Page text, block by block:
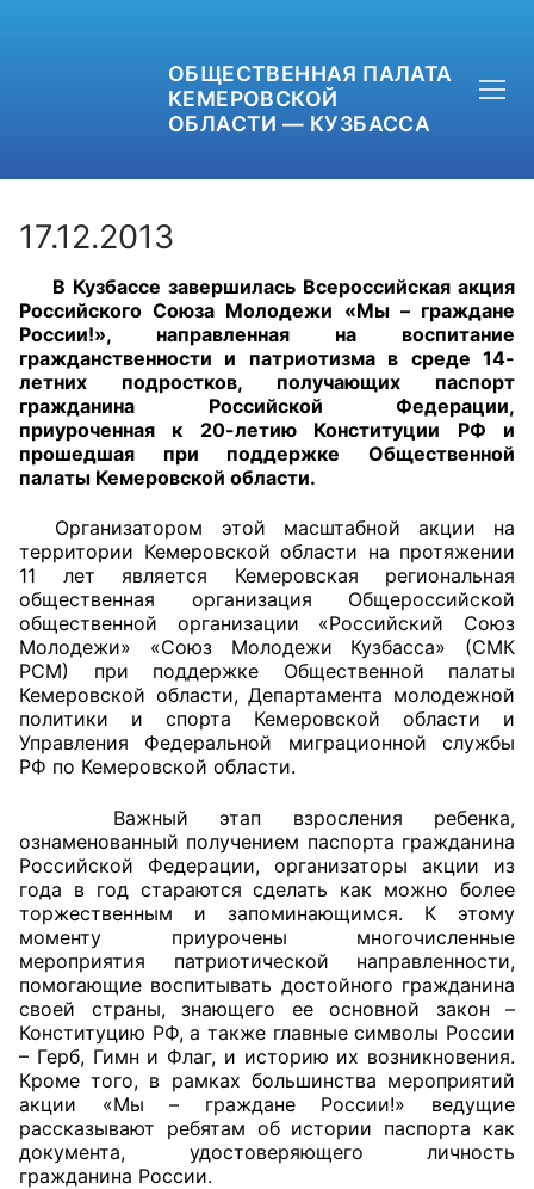
ОБЩЕСТВЕННАЯ ПАЛАТА
КЕМЕРОВСКОЙ
ОБЛАСТИ — КУЗБАССА
+7 (3842) 58-82-40
OPKO42@BK.RU
ОБРАТНАЯ СВЯЗЬ
Главная
Общественные советы
Общественные советы при территориальных
органах федеральных органов
исполнительной власти
независимой оценки качества условий
оказания услуг
О Палате
Структура Палаты
Комиссии
Экспертный совет ОП КО
Совет ОП КО
Общественный штаб
17.12.2013
В Кузбассе завершилась Всероссийская акция
Российского Союза Молодежи «Мы – граждане
России!», направленная на воспитание
гражданственности и патриотизма в среде 14-
летних подростков, получающих паспорт
гражданина Российской Федерации,
приуроченная к 20-летию Конституции РФ и
прошедшая при поддержке Общественной
палаты Кемеровской области.
Организатором этой масштабной акции на
территории Кемеровской области на протяжении
11 лет является Кемеровская региональная
общественная организация Общероссийской
общественной организации «Российский Союз
Молодежи» «Союз Молодежи Кузбасса» (СМК
РСМ) при поддержке Общественной палаты
Кемеровской области, Департамента молодежной
политики и спорта Кемеровской области и
Управления Федеральной миграционной службы
РФ по Кемеровской области.
Важный этап взросления ребенка,
ознаменованный получением паспорта гражданина
Российской Федерации, организаторы акции из
года в год стараются сделать как можно более
торжественным и запоминающимся. К этому
моменту приурочены многочисленные
мероприятия патриотической направленности,
помогающие воспитывать достойного гражданина
своей страны, знающего ее основной закон –
Конституцию РФ, а также главные символы России
– Герб, Гимн и Флаг, и историю их возникновения.
Кроме того, в рамках большинства мероприятий
акции «Мы – граждане России!» ведущие
рассказывают ребятам об истории паспорта как
документа, удостоверяющего личность
гражданина России.